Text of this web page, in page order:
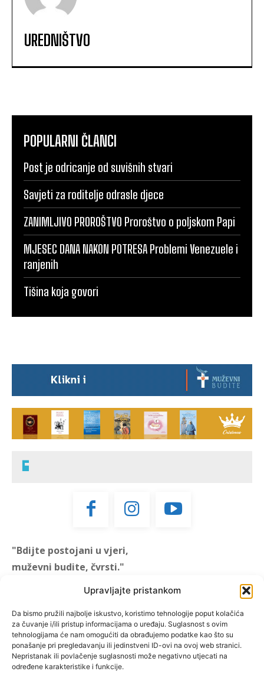
Upravljajte pristankom
Da bismo pružili najbolje iskustvo, koristimo tehnologije poput kolačića
za čuvanje i/ili pristup informacijama o uređaju. Suglasnost s ovim
tehnologijama će nam omogućiti da obrađujemo podatke kao što su
ponašanje pri pregledavanju ili jedinstveni ID-ovi na ovoj web stranici.
Nepristanak ili povlačenje suglasnosti može negativno utjecati na
određene karakteristike i funkcije.
UREDNIŠTVO
POPULARNI ČLANCI
Post je odricanje od suvišnih stvari
Savjeti za roditelje odrasle djece
ZANIMLJIVO PROROŠTVO Proroštvo o poljskom Papi
MJESEC DANA NAKON POTRESA Problemi Venezuele i
ranjenih
Tišina koja govori
"Bdijte postojani u vjeri,
muževni budite, čvrsti."
"Muževni budite" prvi je
hrvatski portal za katoličke
muškarce koji pokušava
reafirmirati u današnje
vrijeme itekako narušen